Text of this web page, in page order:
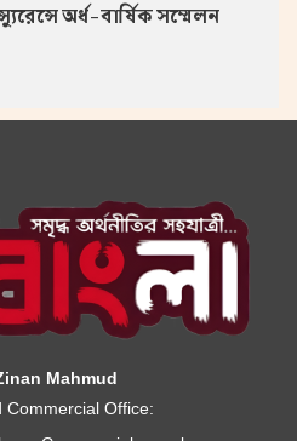
অর্ধ-বার্ষিক সম্মেলন
Mahmud
Commercial Office: